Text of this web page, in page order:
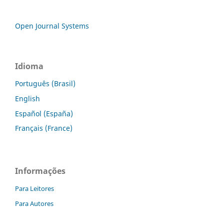
Open Journal Systems
Idioma
Português (Brasil)
English
Español (España)
Français (France)
Informações
Para Leitores
Para Autores